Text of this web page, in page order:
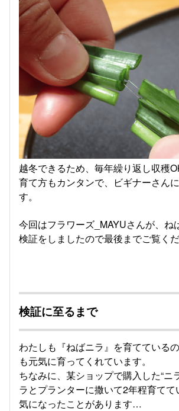
越冬できるため、毎年繰り返し収穫
育て方もカンタンで、ビギナーさん
す。
今回はフラワーズ_MAYUさんが、ね
検証をしましたので最後までご覧くだ
検証に至るまで
わたしも『ねばニラ』を育てている
も元気に育ってくれています。
ちなみに、某ショップで購入した“ニ
ラとプランターに撒いて2年程育てて
気になったことがあります…